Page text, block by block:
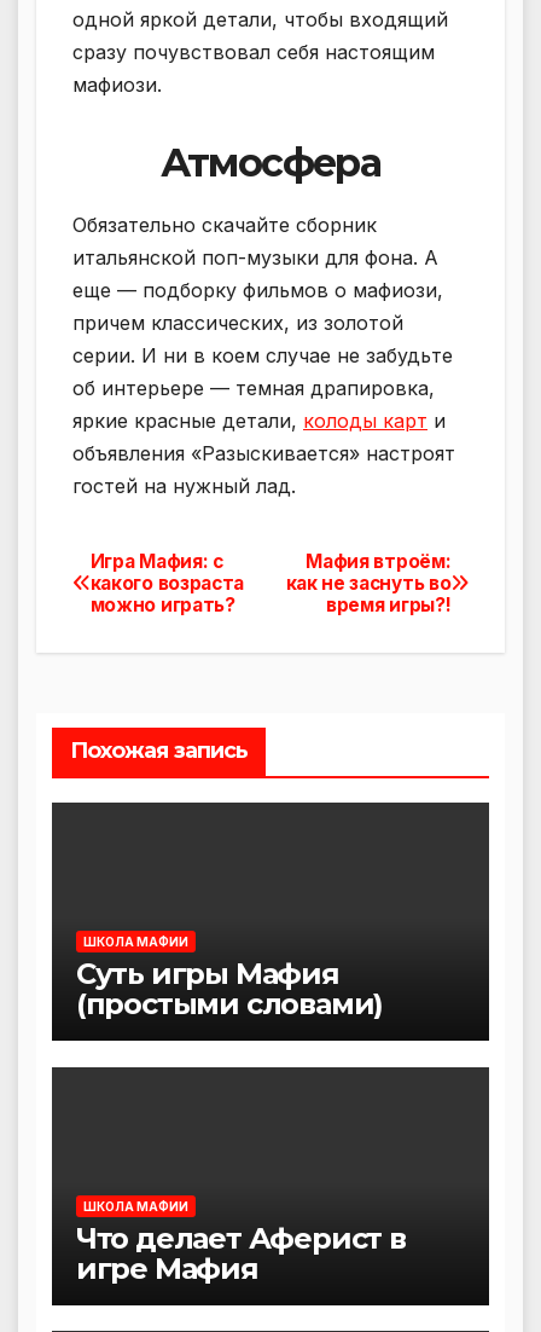
одной яркой детали, чтобы входящий
сразу почувствовал себя настоящим
мафиози.
Атмосфера
Обязательно скачайте сборник
итальянской поп-музыки для фона. А
еще — подборку фильмов о мафиози,
причем классических, из золотой
серии. И ни в коем случае не забудьте
об интерьере — темная драпировка,
яркие красные детали, колоды карт и
объявления «Разыскивается» настроят
гостей на нужный лад.
Навигация
по
Мафия втроём:
как не заснуть во
время игры?!
Игра Мафия: с
какого возраста
можно играть?
Похожая запись
ШКОЛА МАФИИ
Суть игры Мафия
(простыми словами)
ШКОЛА МАФИИ
Что делает Аферист в
игре Мафия